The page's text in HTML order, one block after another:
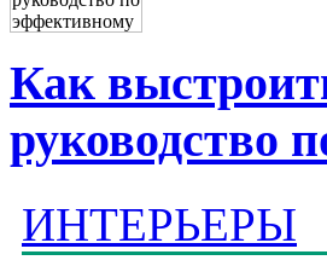
Как
руководство
ИНТЕРЬЕРЫ